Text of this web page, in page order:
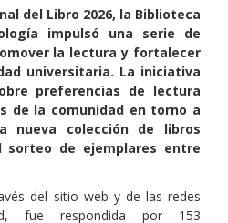
del Libro 2026, la Biblioteca
impulsó una serie de
la lectura y fortalecer
universitaria. La iniciativa
preferencias de lectura
de la comunidad en torno a
nueva colección de libros
sorteo de ejemplares entre
del sitio web y de las redes
fue respondida por 153